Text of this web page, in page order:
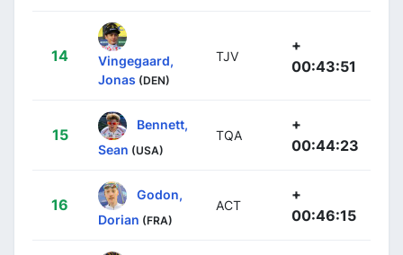
14
Vingegaard,
Jonas (DEN)
TJV
+
00:43:51
15
Bennett,
Sean (USA)
TQA
+
00:44:23
16
Godon,
Dorian (FRA)
ACT
+
00:46:15